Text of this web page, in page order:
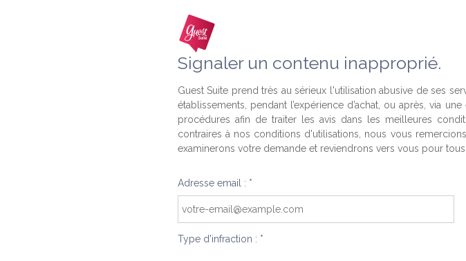
Signaler un contenu inapproprié.
Guest Suite prend très au sérieux l'utilisation abusive de ses
établissements, pendant l’expérience d’achat, ou après, via
procédures afin de traiter les avis dans les meilleures
contraires à nos conditions d'utilisations, nous vous
examinerons votre demande et reviendrons vers vous pour
Adresse email : *
Type d'infraction : *